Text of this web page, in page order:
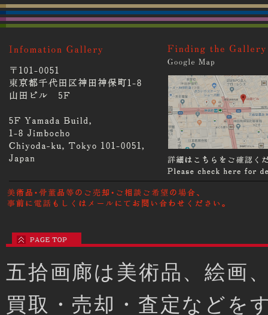
五拾画廊は美術品、絵画
買取・売却・査定などを